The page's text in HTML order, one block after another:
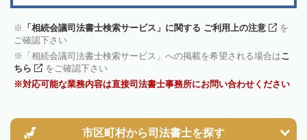
「相続会議司法書士検索サービス」に関する ご利用上の注意
を
ご確認下さい
「相続会議司法書士検索サービス」への掲載を希望される場合はこ
ちら
をご確認下さい
対応可能な業務内容は直接司法書士事務所にお問い合わせください
市区町村から司法書士を探す